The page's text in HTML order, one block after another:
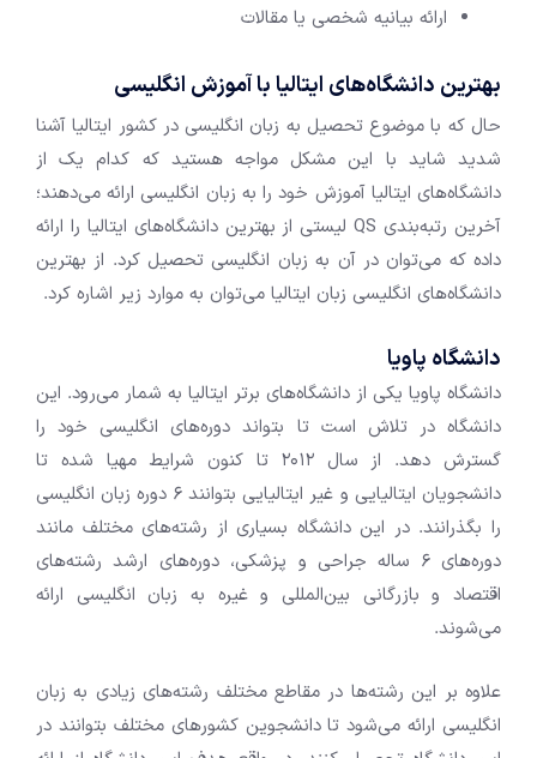
ارائه بیانیه شخصی یا مقالات
بهترین دانشگاه‌های ایتالیا با آموزش انگلیسی
حال که با موضوع تحصیل به زبان انگلیسی در کشور ایتالیا آشنا
شدید شاید با این مشکل مواجه هستید که کدام یک از
دانشگاه‌های ایتالیا آموزش خود را به زبان انگلیسی ارائه می‌دهند؛
آخرین رتبه‌بندی QS لیستی از بهترین دانشگاه‌های ایتالیا را ارائه
داده که می‌توان در آن به زبان انگلیسی تحصیل کرد. از بهترین
دانشگاه‌های انگلیسی زبان ایتالیا می‌توان به موارد زیر اشاره کرد.
دانشگاه پاویا
دانشگاه پاویا یکی از دانشگاه‌های برتر ایتالیا به شمار می‌رود. این
دانشگاه در تلاش است تا بتواند دوره‌های انگلیسی خود را
گسترش دهد. از سال ۲۰۱۲ تا کنون شرایط مهیا شده تا
دانشجویان ایتالیایی و غیر ایتالیایی بتوانند ۶ دوره زبان انگلیسی
را بگذرانند. در این دانشگاه بسیاری از رشته‌های مختلف مانند
دوره‌های ۶ ساله جراحی و پزشکی، دوره‌های ارشد رشته‌های
اقتصاد و بازرگانی بین‌المللی و غیره به زبان انگلیسی ارائه
می‌شوند.
علاوه بر این رشته‌ها در مقاطع مختلف رشته‌های زیادی به زبان
انگلیسی ارائه می‌شود تا دانشجوین کشور‌های مختلف بتوانند در